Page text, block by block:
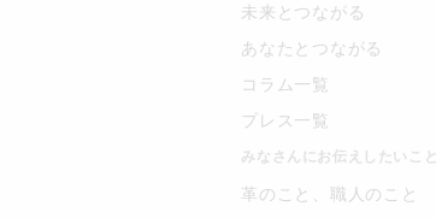
未来とつながる
あなたとつながる
コラム一覧
プレス一覧
みなさんにお伝えしたいこと
革のこと、職人のこと